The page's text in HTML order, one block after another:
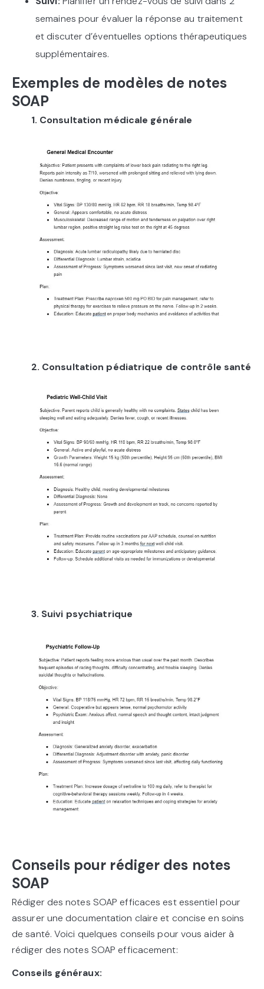
semaines pour évaluer la réponse au traitement
et discuter d’éventuelles options thérapeutiques
supplémentaires.
Exemples de modèles de notes
SOAP
1. Consultation médicale générale
2. Consultation pédiatrique de contrôle santé
3. Suivi psychiatrique
Conseils pour rédiger des notes
SOAP
Rédiger des notes SOAP efficaces est essentiel pour
assurer une documentation claire et concise en soins
de santé. Voici quelques conseils pour vous aider à
rédiger des notes SOAP efficacement:
Conseils généraux: